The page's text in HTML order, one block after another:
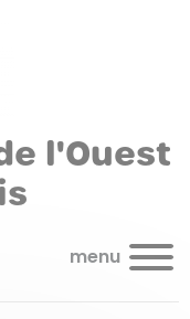
l'Ouest
menu